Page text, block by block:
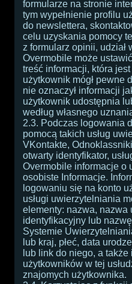
formularze na stronie
tym wypełnienie profilu
do newslettera,
celu uzyskania pomocy
z formularz opinii, udział
Overmobile może
treść informacji, która
użytkownik mógł pewne
nie oznaczył informacji
użytkownik udostępnia
według własnego
2.3. Podczas logowania
pomocą takich usług
VKontakte,
otwarty identyfikator,
Overmobile informacje o
osobiste Informacje.
logowaniu się na konto
usługi uwierzytelniania
elementy: nazwa, nazwa
identyfikacyjny lub
Systemie
lub kraj, płeć, data
lub link do niego, a
użytkowników w tej
znajomych użytkownika.